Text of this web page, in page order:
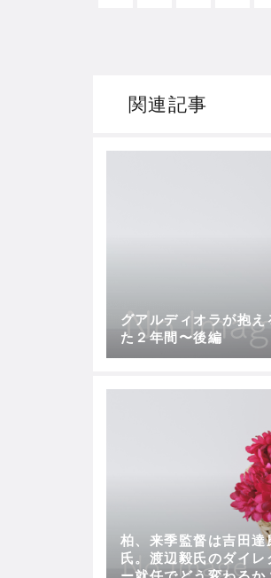
関連記事
グアルディオラが抱
た２年間〜後編
柏、来季監督は吉田達
氏。渡辺毅氏のダイレ